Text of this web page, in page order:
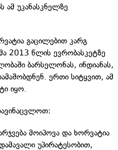
უკანასკნელზე
გაცილებით კარგ
2013 წლის ევრობასკეტზე
ბარსელონას, ინდიანას,
ერთი სიტყვით, ამ
იყო.
მოიპოვა და ხორვატია
უპირატესობით,